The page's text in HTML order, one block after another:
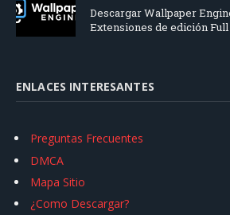
Descargar Wallpaper
Extensiones de edición Full
ENLACES INTERESANTES
Preguntas Frecuentes
DMCA
Mapa Sitio
¿Como Descargar?